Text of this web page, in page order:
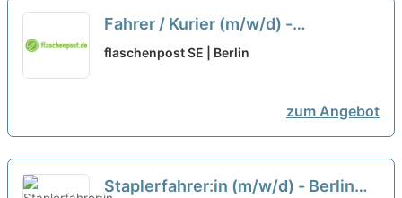
Fahrer / Kurier (m/w/d) -
flaschenpost SE neu
flaschenpost SE | Berlin
zum Angebot
Staplerfahrer:in (m/w/d) - Berlin